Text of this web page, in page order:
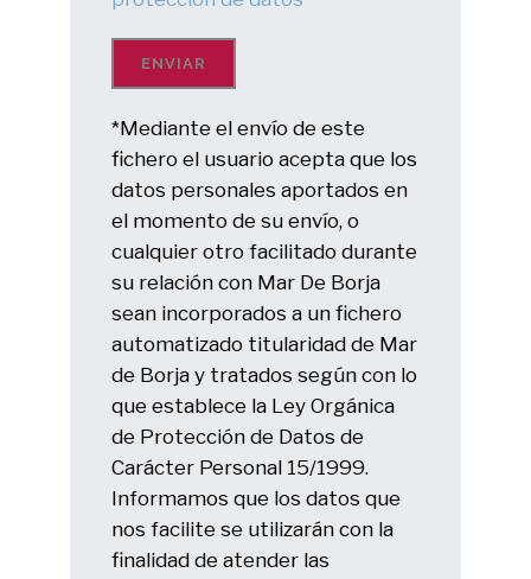
*Mediante el envío de este
fichero el usuario acepta que los
datos personales aportados en
el momento de su envío, o
cualquier otro facilitado durante
su relación con Mar De Borja
sean incorporados a un fichero
automatizado titularidad de Mar
de Borja y tratados según con lo
que establece la Ley Orgánica
de Protección de Datos de
Carácter Personal 15/1999.
Informamos que los datos que
nos facilite se utilizarán con la
finalidad de atender las